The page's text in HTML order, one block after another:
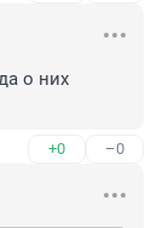
о них
+0 –0